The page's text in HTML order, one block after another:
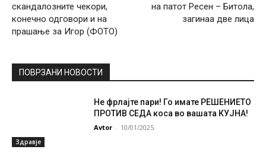
скандалозните чекори,
конечно одговори и на
прашање за Игор (ФОТО)
на патот Ресен – Битола,
загинаа две лица
ПОВРЗАНИ НОВОСТИ
Здравје
Не фрлајте пари! Го имате РЕШЕНИЕТО
ПРОТИВ СЕДА коса во вашата КУЈНА!
Avtor - 10/01/2025